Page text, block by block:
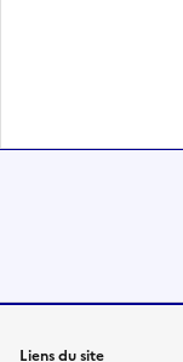
Liens du site